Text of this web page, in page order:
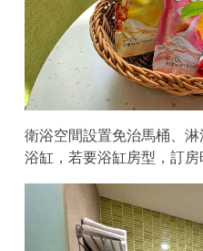
衛浴空間設置免治馬桶、
浴缸，若要浴缸房型，訂房